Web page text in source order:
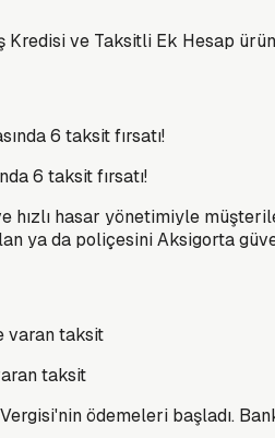
Kredisi ve Taksitli Ek Hesap
6 taksit fırsatı!
hızlı hasar yönetimiyle
ya da poliçesini Aksigorta
taksit
ödemeleri başladı.